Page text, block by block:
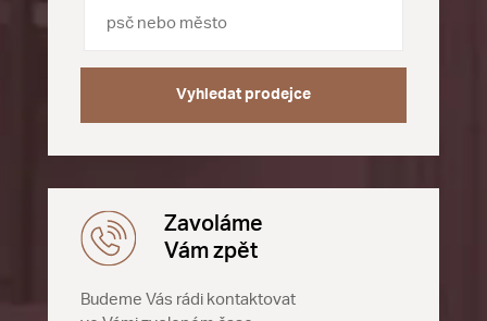
Vyhledat prodejce
Zavoláme
Vám zpět
Budeme Vás rádi kontaktovat